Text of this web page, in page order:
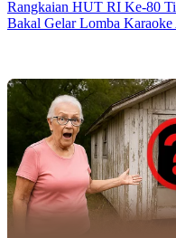
Rangkaian HUT RI Ke-80
Bakal Gelar Lomba